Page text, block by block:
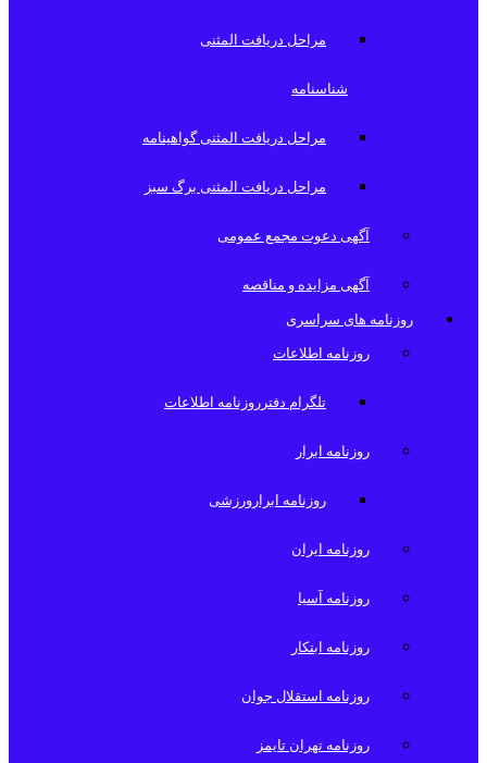
مراحل دریافت المثنی
شناسنامه
مراحل دریافت المثنی گواهینامه
مراحل دریافت المثنی برگ سبز
آگهی دعوت مجمع عمومی
آگهی مزایده و مناقصه
روزنامه های سراسری
روزنامه اطلاعات
تلگرام دفترروزنامه اطلاعات
روزنامه ابرار
روزنامه ابرارورزشی
روزنامه ایران
روزنامه آسیا
روزنامه ابتکار
روزنامه استقلال جوان
روزنامه تهران تایمز